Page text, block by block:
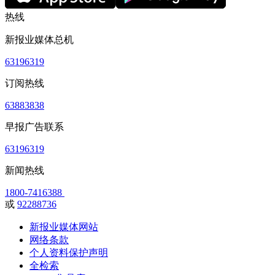
热线
新报业媒体总机
63196319
订阅热线
63883838
早报广告联系
63196319
新闻热线
1800-7416388
或 92288736
新报业媒体网站
网络条款
个人资料保护声明
全检索